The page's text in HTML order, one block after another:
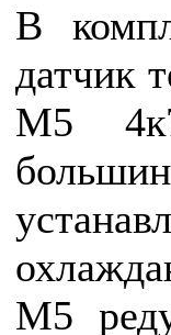
В
датчик
М5
М5